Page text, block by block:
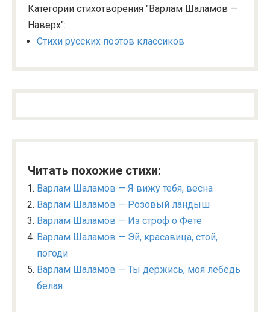
Категории стихотворения "Варлам Шаламов —
Наверх":
Стихи русских поэтов классиков
Читать похожие стихи:
Варлам Шаламов — Я вижу тебя, весна
Варлам Шаламов — Розовый ландыш
Варлам Шаламов — Из строф о Фете
Варлам Шаламов — Эй, красавица, стой,
погоди
Варлам Шаламов — Ты держись, моя лебедь
белая